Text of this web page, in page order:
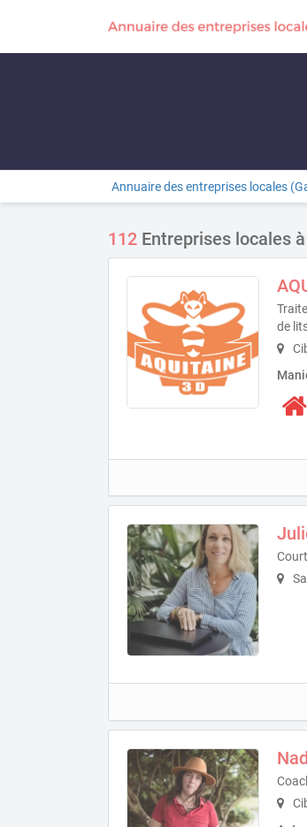
Annuaire des entreprises locales
112 Entreprises locales
de